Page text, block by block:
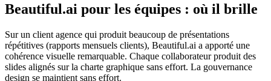
Beautiful.ai pour les équipes : où il brille
Sur un client agence qui produit beaucoup de présentations
répétitives (rapports mensuels clients), Beautiful.ai a apporté une
cohérence visuelle remarquable. Chaque collaborateur produit des
slides alignés sur la charte graphique sans effort. La gouvernance
design se maintient sans effort.